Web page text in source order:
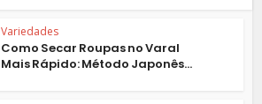
Variedades
Como Secar Roupas no Varal
Mais Rápido: Método Japonês...